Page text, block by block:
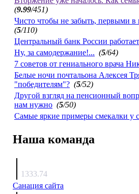
(9.99/451)
Чисто чтобы не забыть, первыми
(5/110)
Центральный банк России
Ну, за самодержание!... (5/64)
7 советов от гениального врача
Белые ночи почтальона Алексея
"победителям"? (5/52)
Другой взгляд на пенсионный
нам нужно (5/50)
Самые яркие примеры смекалки у
Наша команда
1333.74
Санация сайта